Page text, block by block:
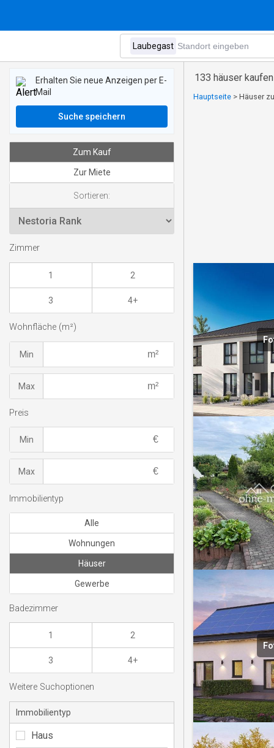
133 häuser
Hauptseite > Häuser
Erhalten Sie neue Anzeigen per E-
Mail
Suche speichern
Zum Kauf
Zur Miete
Sortieren:
Zimmer
1 2
3 4+
Wohnfläche (m²)
Min
Max
Preis
Min
Max
Immobilientyp
Alle
Wohnungen
Häuser
Gewerbe
Badezimmer
1 2
3 4+
Weitere Suchoptionen
Immobilientyp
Haus